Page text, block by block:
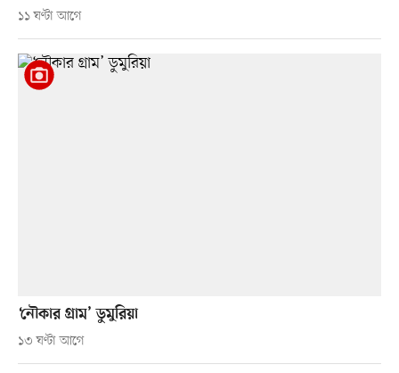
১১ ঘণ্টা আগে
‘নৌকার গ্রাম’ ডুমুরিয়া
১৩ ঘণ্টা আগে